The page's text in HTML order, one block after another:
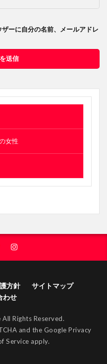
ーに自分の名前、メールアドレ
女性
方針
サイトマップ
わせ
Rights Reserved.
and the Google Privacy
Service apply.